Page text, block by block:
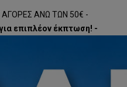
ΑΝΩ ΤΩΝ 50€ -
επιπλέον έκπτωση! -